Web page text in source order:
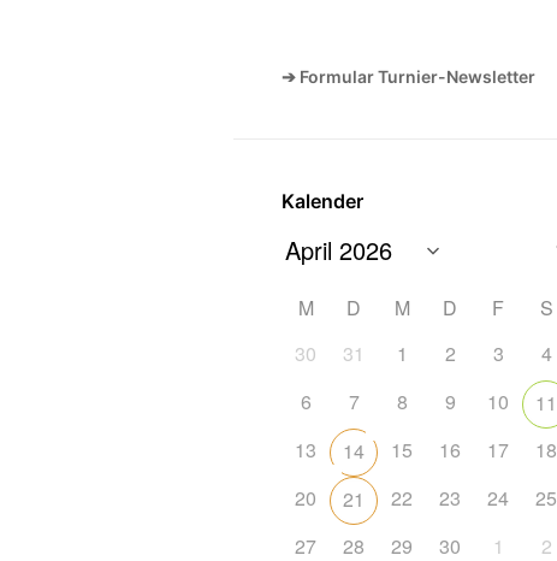
➔ Formular Turnier-Newsletter
Kalender
M D M D F S
30
31 1 2 3 4
6
7 8 9 10 11
13
14 15 16 17 18
20
21 22 23 24 25
27
28 29 30 1 2